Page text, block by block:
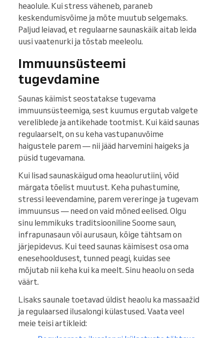
heaolule. Kui stress väheneb, paraneb
keskendumisvõime ja mõte muutub selgemaks.
Paljud leiavad, et regulaarne saunaskäik aitab leida
uusi vaatenurki ja tõstab meeleolu.
Immuunsüsteemi
tugevdamine
Saunas käimist seostatakse tugevama
immuunsüsteemiga, sest kuumus ergutab valgete
vereliblede ja antikehade tootmist. Kui käid saunas
regulaarselt, on su keha vastupanuvõime
haigustele parem — nii jääd harvemini haigeks ja
püsid tugevamana.
Kui lisad saunaskäigud oma heaolurutiini, võid
märgata tõelist muutust. Keha puhastumine,
stressi leevendamine, parem vereringe ja tugevam
immuunsus — need on vaid mõned eelised. Olgu
sinu lemmikuks traditsiooniline Soome saun,
infrapunasaun või aurusaun, kõige tähtsam on
järjepidevus. Kui teed saunas käimisest osa oma
enesehooldusest, tunned peagi, kuidas see
mõjutab nii keha kui ka meelt. Sinu heaolu on seda
väärt.
Lisaks saunale toetavad üldist heaolu ka massaažid
ja regulaarsed ilusalongi külastused. Vaata veel
meie teisi artikleid: